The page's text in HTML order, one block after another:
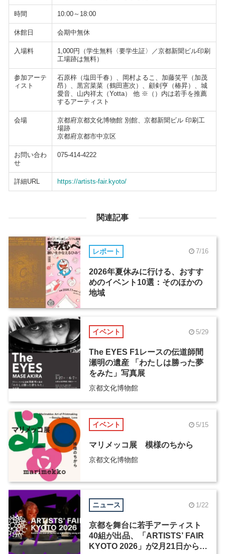
時間 10:00～18:00
休館日 会期中無休
入場料
1,000円（学生無料〈要学生証〉／京都新聞ビル印刷
工場跡は無料）
参加アーテ
ィスト
石原梓（塩田千春）、岡村よるこ、加藤笑平（加茂
昂）、黒宮菜菜（鶴田憲次）、顧剣亨（椿昇）、城
愛音、山内祥太（Yotta） 他 ※（）内は若手を推薦
するアーティスト
会場
京都府京都文化博物館 別館、京都新聞ビル 印刷工
場跡
京都府京都市中京区
お問い合わ
せ
075-414-4222
詳細URL https://artists-fair.kyoto/
関連記事
レポート 7/16
2026年夏休みに行ける、おすす
めのイベント10選：そのほかの
地域
イベント 5/29
The EYES F1レースの伝道師間
瀬明の遺産 「わたしは勝った夢
をみた」写真展
京都文化博物館
イベント 5/15
マリメッコ展 模様のちから
京都文化博物館
ニュース 1/22
京都を舞台に若手アーティスト
40組が出品、「ARTISTS’ FAIR
KYOTO 2026」が2月21日から開